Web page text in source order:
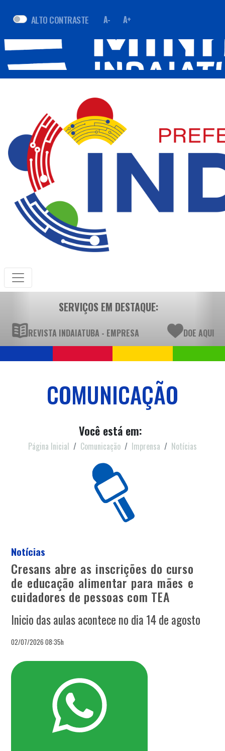
ALTO CONTRASTE A- A+
SERVIÇOS EM DESTAQUE:
REVISTA INDAIATUBA - EMPRESA DOE AQUI
COMUNICAÇÃO
Você está em:
Página Inicial Comunicação Imprensa Notícias
Notícias
Cresans abre as inscrições do curso
de educação alimentar para mães e
cuidadores de pessoas com TEA
Inicio das aulas acontece no dia 14 de agosto
02/07/2026 08:35h